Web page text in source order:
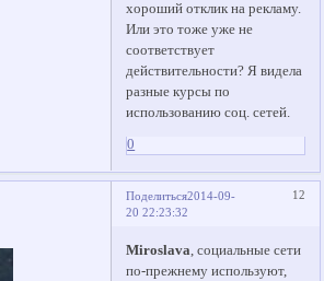
хороший отклик на рекламу.
Или это тоже уже не
соответствует
действительности? Я видела
разные курсы по
использованию соц. сетей.
0
Поделиться 12
2014-09-
20 22:23:32
Miroslava, социальные сети
по-прежнему используют,